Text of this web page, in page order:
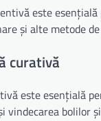
este
și alte metode
curativă
este esențială
vindecarea bolilor